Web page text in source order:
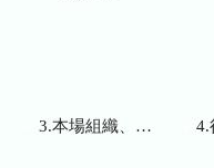
3.本場組織、職掌及聯絡資訊 4.